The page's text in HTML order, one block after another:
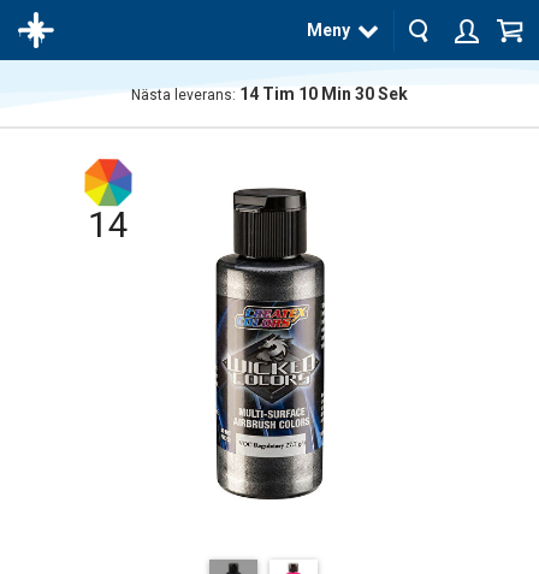
Meny
Nästa leverans: 14 Tim 10 Min 29Sek
14